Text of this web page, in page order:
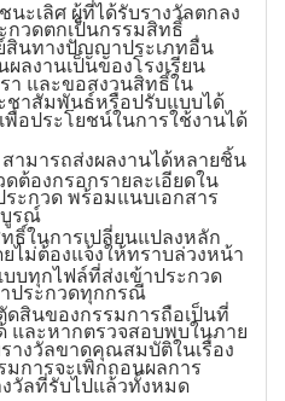
นะเลิศ ผู้ที่ได้รับรางวัลตกลง
กวดตกเป็นกรรมสิทธิ์
นทางปัญญาประเภทอื่น
ลงานเป็นของโรงเรียน
า และขอสงวนสิทธิ์ใน
ชาสัมพันธ์หรือปรับแบบได้
อประโยชน์ในการใช้งานได้
สามารถส่งผลงานได้หลายชิ้น
ดต้องกรอกรายละเอียดใน
ะกวด พร้อมแนบเอกสาร
รณ์
ธิ์ในการเปลี่ยนแปลงหลัก
ไม่ต้องแจ้งให้ทราบล่วงหน้า
บทุกไฟล์ที่ส่งเข้าประกวด
ประกวดทุกกรณี
สินของกรรมการถือเป็นที่
และหากตรวจสอบพบในภาย
างวัลขาดคุณสมบัติในเรื่อง
การจะเพิกถอนผลการ
วัลที่รับไปแล้วทั้งหมด